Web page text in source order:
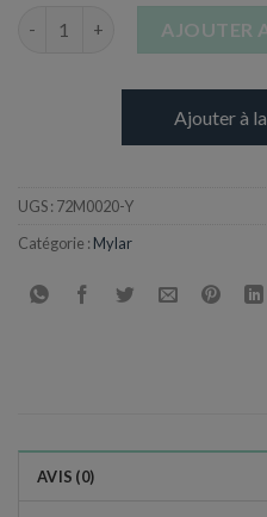
AJOUTER
Ajouter à
UGS : 72M0020-Y
Catégorie : Mylar
AVIS (0)